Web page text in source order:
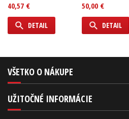
40,57 €
DETAIL
50,00 €
DETAIL
VŠETKO O NÁKUPE
UŽITOČNÉ INFORMÁCIE